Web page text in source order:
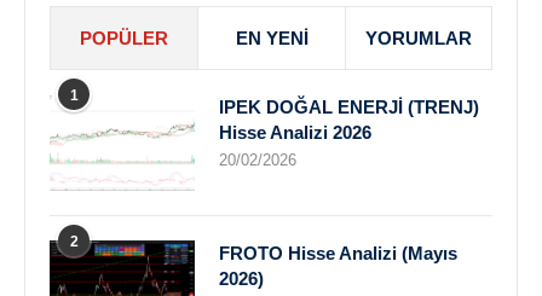
POPÜLER EN YENI YORUMLAR
1
IPEK DOĞAL ENERJİ (TRENJ)
Hisse Analizi 2026
20/02/2026
2
FROTO Hisse Analizi (Mayıs
2026)